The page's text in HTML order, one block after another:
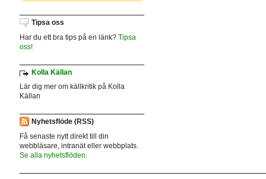
Tipsa oss
Har du ett bra tips på en länk? Tipsa
oss!
Kolla Källan
Lär dig mer om källkritik på Kolla
Källan
Nyhetsflöde (RSS)
Få senaste nytt direkt till din
webbläsare, intranät eller webbplats.
Se alla nyhetsflöden.